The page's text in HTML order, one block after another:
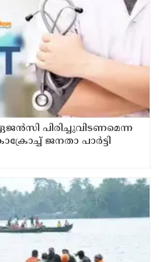
ഏജന്‍സി പിരിച്ചുവിടണമെന്ന
ജനതാ പാര്‍ട്ടി